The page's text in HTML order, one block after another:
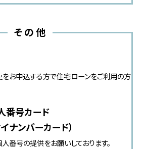
その他
お申込する方で住宅ローンをご利用の方
番号カード
イナンバーカード）
番号の提供をお願いしております。